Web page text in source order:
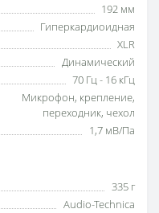
192 мм
Гиперкардиоидная
XLR
Динамический
70 Гц - 16 кГц
Микрофон, крепление,
переходник, чехол
1,7 мВ/Па
335 г
Audio-Technica